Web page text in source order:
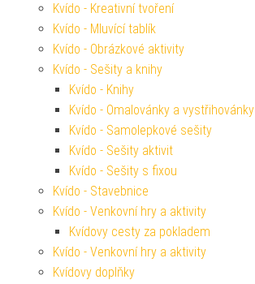
Kvído - Kreativní tvoření
Kvído - Mluvící tablík
Kvído - Obrázkové aktivity
Kvído - Sešity a knihy
Kvído - Knihy
Kvído - Omalovánky a vystřihovánky
Kvído - Samolepkové sešity
Kvído - Sešity aktivit
Kvído - Sešity s fixou
Kvído - Stavebnice
Kvído - Venkovní hry a aktivity
Kvídovy cesty za pokladem
Kvído - Venkovní hry a aktivity
Kvídovy doplňky